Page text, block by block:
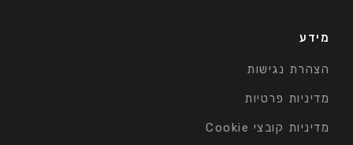
מידע
הצהרת נגישות
מדיניות פרטיות
מדיניות קובצי Cookie